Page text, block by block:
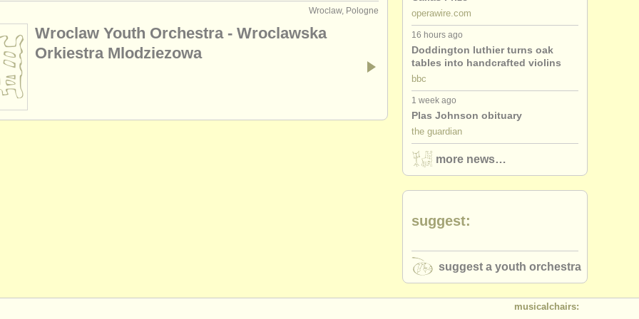
Wroclaw, Pologne
Wroclaw Youth Orchestra - Wroclawska
Orkiestra Mlodziezowa
operawire.com
16 hours ago
Doddington luthier turns oak
tables into handcrafted violins
bbc
1 week ago
Plas Johnson obituary
the guardian
more news…
suggest:
suggest a youth orchestra
musicalchairs: